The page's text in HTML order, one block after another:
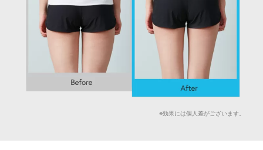
※効果には個人差がございます。